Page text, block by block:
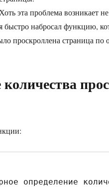
Хоть эта проблема возникает
быстро набросал функцию,
проскроллена страница по
определение